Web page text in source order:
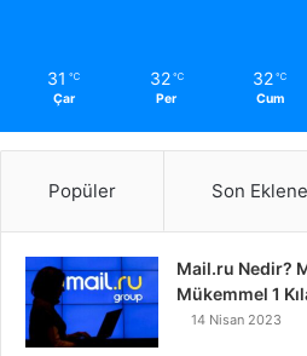
31 ℃
Çar
32 ℃
Per
32 ℃
Cum
Popüler Son
Mail.ru Nedir?
Mükemmel 1
14 Nisan 2023